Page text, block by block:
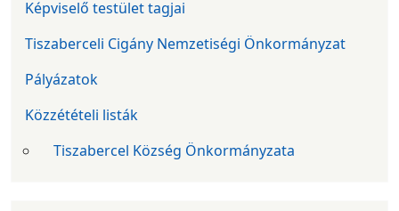
Képviselő testület tagjai
Tiszaberceli Cigány Nemzetiségi Önkormányzat
Pályázatok
Közzétételi listák
Tiszabercel Község Önkormányzata